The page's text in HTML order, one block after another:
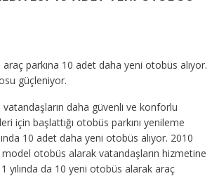
parkına 10 adet daha yeni otobüs alıyor.
güçleniyor.
daha güvenli ve konforlu
için başlattığı otobüs parkını yenileme
10 adet daha yeni otobüs alıyor. 2010
model otobüs alarak vatandaşların hizmetine
yılında da 10 yeni otobüs alarak araç